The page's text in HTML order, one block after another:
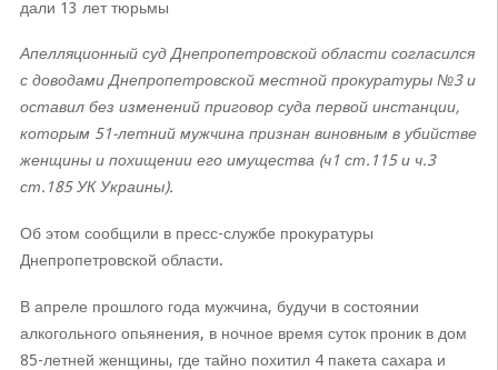
Апелляционный суд Днепропетровской области согласился
с доводами Днепропетровской местной прокуратуры №3 и
оставил без изменений приговор суда первой инстанции,
которым 51-летний мужчина признан виновным в убийстве
женщины и похищении его имущества (ч1 ст.115 и ч.3
ст.185 УК Украины).
Об этом сообщили в пресс-службе прокуратуры
Днепропетровской области.
В апреле прошлого года мужчина, будучи в состоянии
алкогольного опьянения, в ночное время суток проник в дом
85-летней женщины, где тайно похитил 4 пакета сахара и